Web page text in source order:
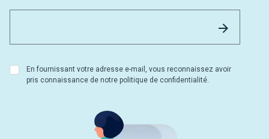
En fournissant votre adresse e-mail, vous reconnaissez avoir
pris connaissance de notre politique de confidentialité.